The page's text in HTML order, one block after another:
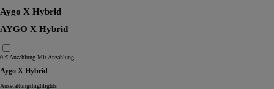
Aygo X Hybrid
AYGO X Hybrid
0 € Anzahlung Mit Anzahlung
Aygo X Hybrid
Ausstattungshighlights